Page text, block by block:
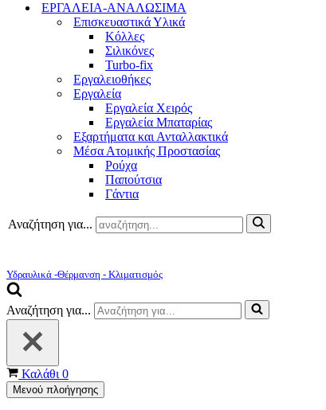
ΕΡΓΑΛΕΙΑ-ΑΝΑΛΩΣΙΜΑ
Επισκευαστικά Υλικά
Κόλλες
Σιλικόνες
Turbo-fix
Εργαλειοθήκες
Εργαλεία
Εργαλεία Χειρός
Εργαλεία Μπαταρίας
Εξαρτήματα και Ανταλλακτικά
Μέσα Ατομικής Προστασίας
Ρούχα
Παπούτσια
Γάντια
Αναζήτηση για...
Υδραυλικά -Θέρμανση - Κλιματισμός
Αναζήτηση για...
Καλάθι 0
Μενού πλοήγησης